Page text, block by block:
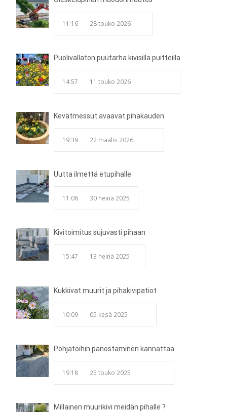
11:16 28 touko 2026
Puolivallaton puutarha kivisillä puitteilla
14:57 11 touko 2026
Kevätmessut avaavat pihakauden
19:39 22 maalis 2026
Uutta ilmettä etupihalle
11:06 30 heinä 2025
Kivitoimitus sujuvasti pihaan
15:47 13 heinä 2025
Kukkivat muurit ja pihakivipatiot
10:09 05 kesä 2025
Pohjatöihin panostaminen kannattaa
19:18 25 touko 2025
Millainen muurikivi meidän pihalle ?